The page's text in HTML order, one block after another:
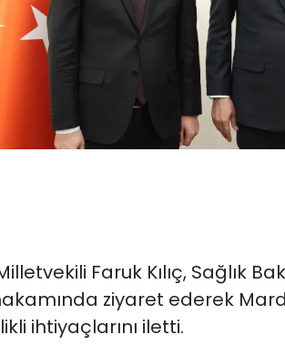
Faruk Kılıç, Sağlık
ziyaret ederek
ihtiyaçlarını iletti.